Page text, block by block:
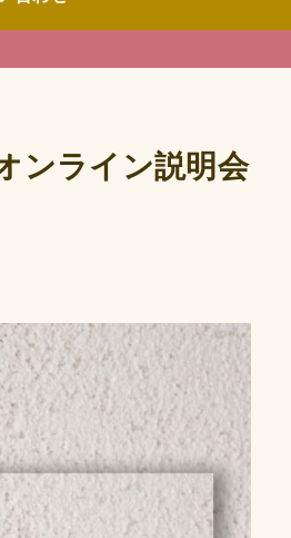
ンライン説明会